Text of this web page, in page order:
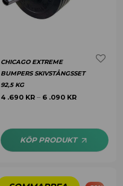
CHICAGO EXTREME
BUMPERS SKIVSTÅNGSSET
92,5 KG
4 .690 KR – 6 .090 KR
KÖP PRODUKT